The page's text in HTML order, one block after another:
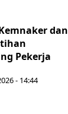
dan
Pekerja
- 14:44